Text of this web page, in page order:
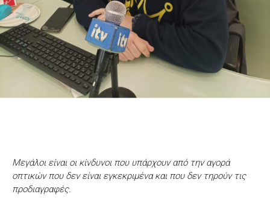
Μεγάλοι είναι οι κίνδυνοι που υπάρχουν από την αγορά
οπτικών που δεν είναι εγκεκριμένα και που δεν τηρούν τις
προδιαγραφές.